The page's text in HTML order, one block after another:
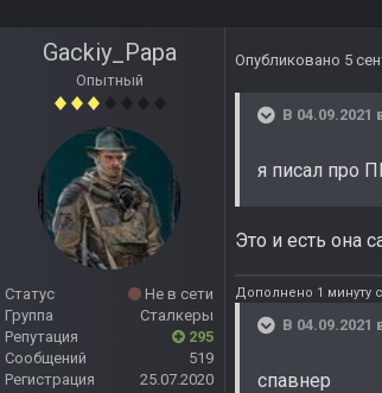
Gackiy_Papa
Опытный
Статус
Не в сети
Группа
Сталкеры
Репутация
295
Сообщений
519
Регистрация
25.07.2020
Опубликовано 5
В 04.09.2021
я писал про
Это и есть она
Дополнено 1 минуту
В 04.09.2021
спавнер